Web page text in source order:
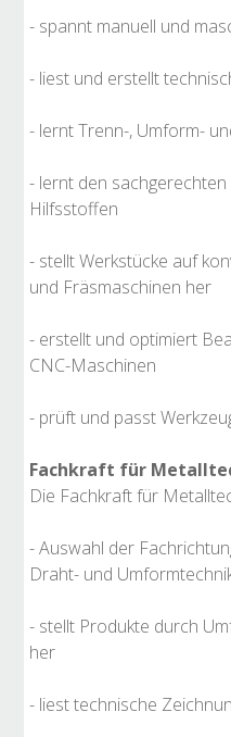
- spannt manuell und
- liest und erstellt
- lernt Trenn-, Umform-
- lernt den
Hilfsstoffen
- stellt Werkstücke auf
und Fräsmaschinen her
- erstellt und optimiert
CNC-Maschinen
- prüft und passt
Fachkraft für
Die Fachkraft für
- Auswahl der
Draht- und
- stellt Produkte durch
her
- liest technische